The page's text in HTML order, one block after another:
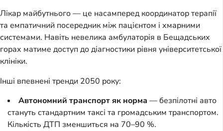
Лікар майбутнього — це насамперед координатор терапії
та емпатичний посередник між пацієнтом і хмарними
системами. Навіть невелика амбулаторія в Бещадських
горах матиме доступ до діагностики рівня університетської
клініки.
Інші впевнені тренди 2050 року:
Автономний транспорт як норма — безпілотні авто
стануть стандартним таксі та громадським транспортом.
Кількість ДТП зменшиться на 70–90 %.